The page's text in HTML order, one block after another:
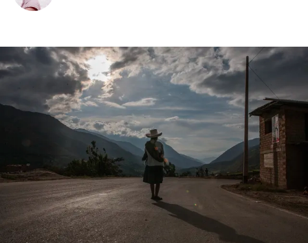
Opinión
Cartas y réplicas
APÓYANOS
Pon tu lupa sobre lo
que importa
Dona aquí